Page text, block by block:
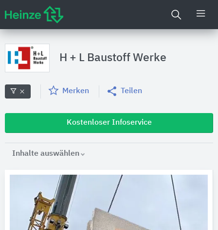
H + L Baustoff Werke
Merken Teilen
Kostenloser Infoservice
Inhalte auswählen